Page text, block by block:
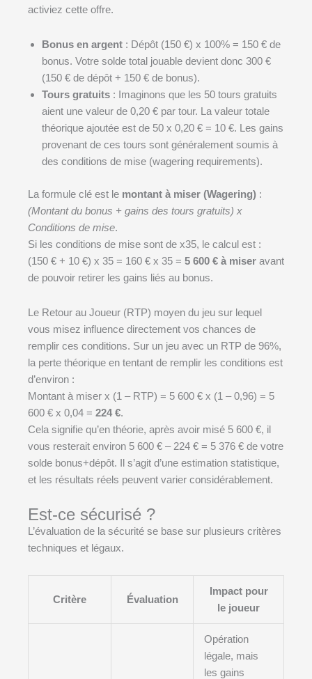
activiez cette offre.
Bonus en argent : Dépôt (150 €) x 100% = 150 € de
bonus. Votre solde total jouable devient donc 300 €
(150 € de dépôt + 150 € de bonus).
Tours gratuits : Imaginons que les 50 tours gratuits
aient une valeur de 0,20 € par tour. La valeur totale
théorique ajoutée est de 50 x 0,20 € = 10 €. Les gains
provenant de ces tours sont généralement soumis à
des conditions de mise (wagering requirements).
La formule clé est le montant à miser (Wagering) :
(Montant du bonus + gains des tours gratuits) x
Conditions de mise.
Si les conditions de mise sont de x35, le calcul est :
(150 € + 10 €) x 35 = 160 € x 35 = 5 600 € à miser avant
de pouvoir retirer les gains liés au bonus.
Le Retour au Joueur (RTP) moyen du jeu sur lequel
vous misez influence directement vos chances de
remplir ces conditions. Sur un jeu avec un RTP de 96%,
la perte théorique en tentant de remplir les conditions est
d’environ :
Montant à miser x (1 – RTP) = 5 600 € x (1 – 0,96) = 5
600 € x 0,04 = 224 €.
Cela signifie qu’en théorie, après avoir misé 5 600 €, il
vous resterait environ 5 600 € – 224 € = 5 376 € de votre
solde bonus+dépôt. Il s’agit d’une estimation statistique,
et les résultats réels peuvent varier considérablement.
Est-ce sécurisé ?
L’évaluation de la sécurité se base sur plusieurs critères
techniques et légaux.
Critère Évaluation
Impact pour
le joueur
Opération
légale, mais
les gains